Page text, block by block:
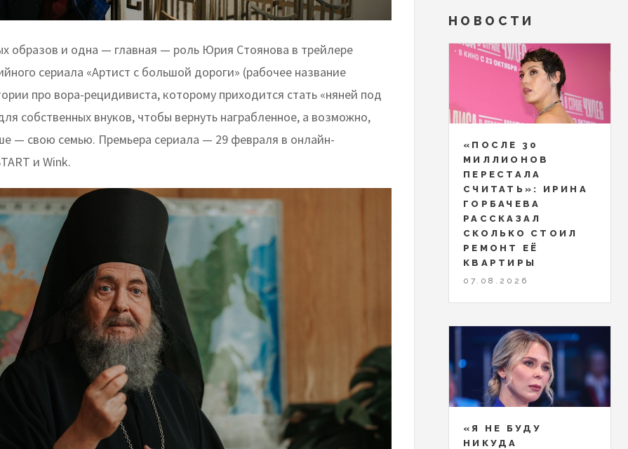
образов и одна — главная — роль Юрия Стоянова в трейлере
сериала «Артист с большой дороги» (рабочее название
про вора-рецидивиста, которому приходится стать «няней под
собственных внуков, чтобы вернуть награбленное, а возможно,
— свою семью. Премьера сериала — 29 февраля в онлайн-
и Wink.
НОВОСТИ
«ПОСЛЕ 30
МИЛЛИОНОВ
ПЕРЕСТАЛА
СЧИТАТЬ»: ИРИНА
ГОРБАЧЕВА
РАССКАЗАЛ
СКОЛЬКО СТОИЛ
РЕМОНТ ЕЁ
КВАРТИРЫ
07.08.2026
«Я НЕ БУДУ
НИКУДА